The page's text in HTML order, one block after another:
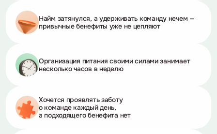
Найм затянулся, а удерживать команду нечем —
привычные бенефиты уже не цепляют
Организация питания своими силами занимает
несколько часов в неделю
Хочется проявлять заботу
о команде каждый день,
а подходящего бенефита нет